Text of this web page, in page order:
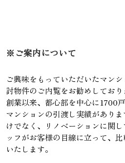
※ご案内について
ご興味をもっていただいたマン
討物件のご内覧をお勧めしてお
創業以来、都心部を中心に1700
マンションの引渡し実績があり
けでなく、リノベーションに関
ッフがお客様の目線に立って、
いたします。